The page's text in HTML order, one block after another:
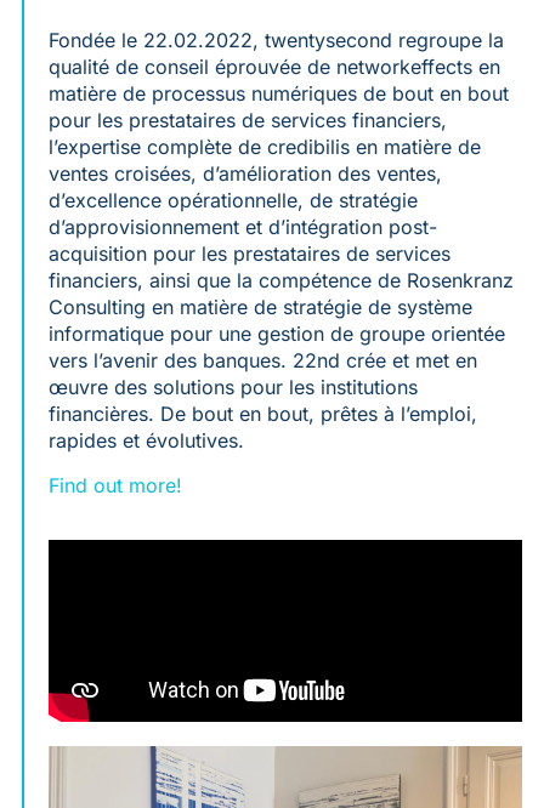
Fondée le 22.02.2022, twentysecond regroupe la
qualité de conseil éprouvée de networkeffects en
matière de processus numériques de bout en bout
pour les prestataires de services financiers,
l’expertise complète de credibilis en matière de
ventes croisées, d’amélioration des ventes,
d’excellence opérationnelle, de stratégie
d’approvisionnement et d’intégration post-
acquisition pour les prestataires de services
financiers, ainsi que la compétence de Rosenkranz
Consulting en matière de stratégie de système
informatique pour une gestion de groupe orientée
vers l’avenir des banques. 22nd crée et met en
œuvre des solutions pour les institutions
financières. De bout en bout, prêtes à l’emploi,
rapides et évolutives.
Find out more!